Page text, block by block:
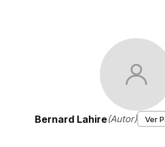
Bernard Lahire(Autor) Ver